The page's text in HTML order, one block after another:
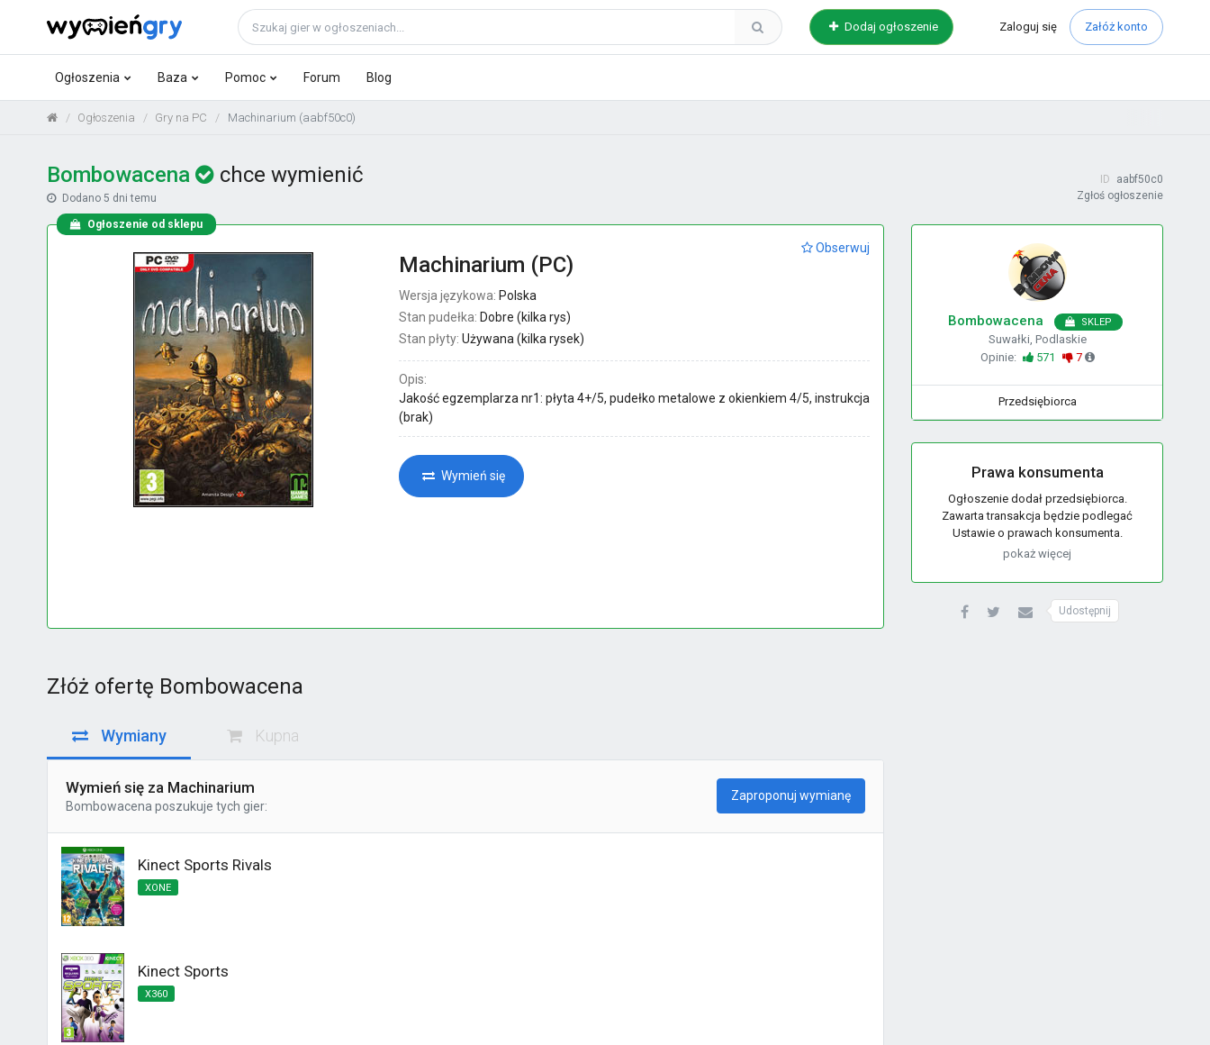
Dodaj ogłoszenie Zaloguj się Załóż konto
Ogłoszenia Baza Pomoc Forum Blog
Ogłoszenia Gry na PC Machinarium (aabf50c0)
Bombowacena chce wymienić
Dodano 5 dni temu
ID
aabf50c0
Zgłoś ogłoszenie
Ogłoszenie od sklepu
Obserwuj
Machinarium (PC)
Wersja językowa: Polska
Stan pudełka: Dobre (kilka rys)
Stan płyty: Używana (kilka rysek)
Opis:
Jakość egzemplarza nr1: płyta 4+/5, pudełko metalowe z okienkiem 4/5, instrukcja
(brak)
Wymień się
Bombowacena SKLEP
Suwałki, Podlaskie
Opinie:
571 7
Przedsiębiorca
Prawa konsumenta
Ogłoszenie dodał przedsiębiorca.
Zawarta transakcja będzie podlegać
Ustawie o prawach konsumenta.
pokaż więcej
Udostępnij
Złóż ofertę Bombowacena
Wymiany Kupna
Wymień się za Machinarium
Bombowacena poszukuje tych gier:
Zaproponuj wymianę
Kinect Sports Rivals
XONE
Kinect Sports
X360